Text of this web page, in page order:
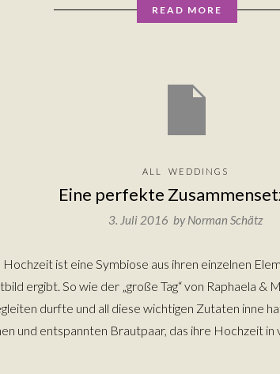
READ MORE
ALL WEDDINGS
Eine perfekte
3. Juli 2016 byNorman Schätz
Hochzeit ist eine Symbiose aus ihren einzelnen
ergibt. So wie der „große Tag“ von Raphaela &
durfte und all diese wichtigen Zutaten inne
und entspannten Brautpaar, das ihre Hochzeit in